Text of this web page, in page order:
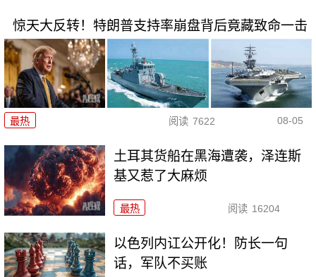
惊天大反转！特朗普支持率崩盘背后竟藏致命一击
最热 阅读 7622 08-05
土耳其货船在黑海遭袭，泽连斯
基又惹了大麻烦
最热 阅读 16204
以色列内讧公开化！防长一句
话，军队不买账